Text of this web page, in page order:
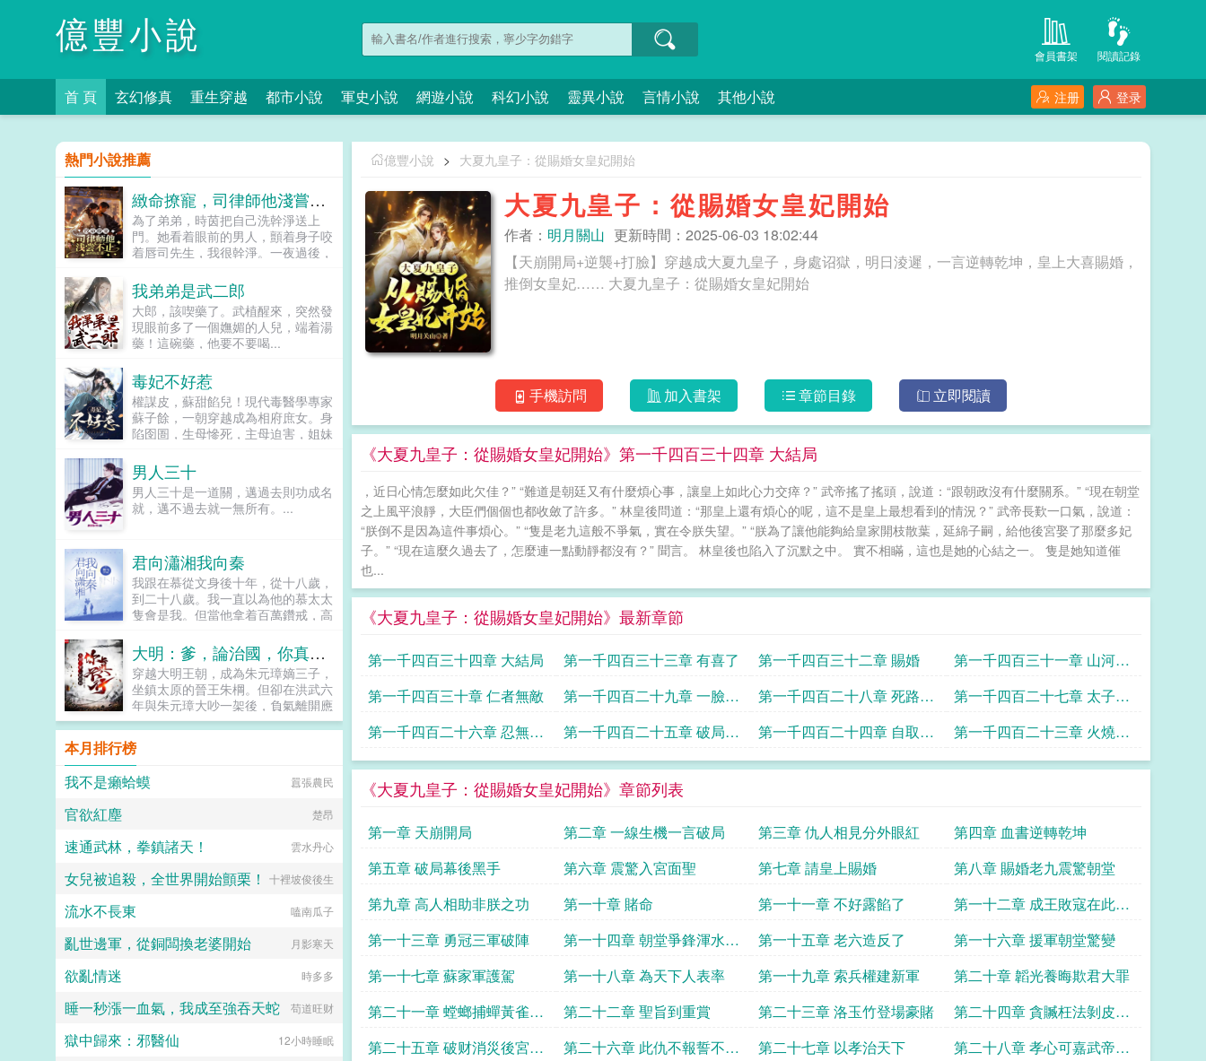
億豐小說 閱讀記錄
會員書架
首 頁 玄幻修真 重生穿越 都市小說 軍史小說 網遊小說 科幻小說 靈異小說 言情小說 其他小說 登录
注册
億豐小說 > 大夏九皇子：從賜婚女皇妃開始
大夏九皇子：從賜婚女皇妃開始
作者： 明月關山 更新時間：2025-06-03 18:02:44
【天崩開局+逆襲+打臉】穿越成大夏九皇子，身處诏獄，明日淩遲，一言逆轉乾坤，皇上大喜賜婚，
推倒女皇妃…… 大夏九皇子：從賜婚女皇妃開始
手機訪問 加入書架 章節目錄 立即閱讀
《大夏九皇子：從賜婚女皇妃開始》第一千四百三十四章 大結局
，近日心情怎麼如此欠佳？” “難道是朝廷又有什麼煩心事，讓皇上如此心力交瘁？” 武帝搖了搖頭，說道：“跟朝政沒有什麼關系。” “現在朝堂
之上風平浪靜，大臣們個個也都收斂了許多。” 林皇後問道：“那皇上還有煩心的呢，這不是皇上最想看到的情況？” 武帝長歎一口氣，說道：
“朕倒不是因為這件事煩心。” “隻是老九這般不爭氣，實在令朕失望。” “朕為了讓他能夠給皇家開枝散葉，延綿子嗣，給他後宮娶了那麼多妃
子。” “現在這麼久過去了，怎麼連一點動靜都沒有？” 聞言。 林皇後也陷入了沉默之中。 實不相瞞，這也是她的心結之一。 隻是她知道催
也...
《大夏九皇子：從賜婚女皇妃開始》最新章節
第一千四百三十四章 大結局 第一千四百三十三章 有喜了 第一千四百三十二章 賜婚
第一千四百三十一章 山河一
統
第一千四百三十章 仁者無敵
第一千四百二十九章 一臉敗
相
第一千四百二十八章 死路一
條
第一千四百二十七章 太子督
戰
第一千四百二十六章 忍無可
忍無需再忍
第一千四百二十五章 破局之
法
第一千四百二十四章 自取滅
亡
第一千四百二十三章 火燒糧
倉
《大夏九皇子：從賜婚女皇妃開始》章節列表
第一章 天崩開局 第二章 一線生機一言破局 第三章 仇人相見分外眼紅
第四章 血書逆轉乾坤
第五章 破局幕後黑手
第六章 震驚入宮面聖 第七章 請皇上賜婚
第八章 賜婚老九震驚朝堂
第九章 高人相助非朕之功
第一十章 賭命 第一十一章 不好露餡了
第一十二章 成王敗寇在此一
舉
第一十三章 勇冠三軍破陣
第一十四章 朝堂爭鋒渾水摸
魚
第一十五章 老六造反了
第一十六章 援軍朝堂驚變
第一十七章 蘇家軍護駕
第一十八章 為天下人表率 第一十九章 索兵權建新軍
第二十章 韜光養晦欺君大罪
第二十一章 螳螂捕蟬黃雀在
後
第二十二章 聖旨到重賞 第二十三章 洛玉竹登場豪賭
第二十四章 貪贓枉法剝皮實
草
第二十五章 破财消災後宮變
第二十六章 此仇不報誓不為
第二十七章 以孝治天下
第二十八章 孝心可嘉武帝感
熱門小說推薦
緻命撩寵，司律師他淺嘗不止
為了弟弟，時茵把自己洗幹淨送上
門。她看着眼前的男人，顫着身子咬
着唇司先生，我很幹淨。一夜過後，
揚镳。然而，再次被男人救下時，她
卻被男人堵在牆角，冷淡矜貴的男人
撣了撣煙灰，仿佛隨口問道時茵，我
救了你，你打算怎麼感謝我。他救她
三次，她搭上一輩子。時茵以為這是
兔，隱忍多時。對於司危來說，愛一
個人就是從渴望開始，他渴望時茵許
久，愛她一生。...
我弟弟是武二郎
大郎，該喫藥了。武植醒來，突然發
現眼前多了一個嫵媚的人兒，端着湯
藥！這碗藥，他要不要喝...
毒妃不好惹
權謀皮，蘇甜餡兒！現代毒醫學專家
蘇子餘，一朝穿越成為相府庶女。身
陷囹圄，生母慘死，主母迫害，姐妹
道一聲一把好牌打赢算什麼本事，一
把爛牌打的赢，那才叫厲害！她要打
的第一張牌借勢！蘇子餘看着面前權
勢滔天的秦王殿下，開口道你娶我！
男人三十
男人三十是一道關，邁過去則功成名
就，邁不過去就一無所有。...
君向瀟湘我向秦
我跟在慕從文身後十年，從十八歲，
到二十八歲。我一直以為他的慕太太
隻會是我。但當他拿着百萬鑽戒，高
放棄。轉身答應了癡情守護我多年的
韓嚴祁。他迫不及待的向我求婚。可
婚前我卻聽見他和朋友的聊天。你又
不喜歡孟知韻，幹嘛娶她？韓嚴祁沙
啞着嗓音，說着讓我渾身發涼的話。
隻有這樣，靈靈才能幸福。孟知靈，
我的親妹妹。既然如此，你們所有
人，我通通都不要了。...
大明：爹，論治國，你真不行
穿越大明王朝，成為朱元璋嫡三子，
坐鎮太原的晉王朱棡。但卻在洪武六
年與朱元璋大吵一架後，負氣離開應
天府，前往封地太原就藩！自那以後
起，朱棡不僅將太原治理的僅僅有
條，更是為大明戍守邊塞，大敗王保
保，將北元逼入絕境！可便是此時，
一道聖旨入太原，朝中以胡惟庸為首
心，朱棡無奈回京。彼時，坤寧宮。
百姓？朱棡呵呵，天下窮苦唯有百
賦，而百姓仍是水生火熱！朱元璋我
明？朱棡呵呵，不改革弊端，若是一
殺幹淨，又能如何？朱元璋我為你們
富貴，可曾對不起你們？朱棡呵呵，
物極必反，國亡族滅！逆子！朱元璋
行。朱棡淡然道。是夜，朱元璋留晉
本月排行榜
我不是癩蛤蟆
囂張農民
官欲紅塵 楚昂
速通武林，拳鎮諸天！ 雲水丹心
女兒被追殺，全世界開始顫栗！ 十裡坡俊後生
流水不長東 嗑南瓜子
亂世邊軍，從銅闆換老婆開始 月影寒天
欲亂情迷 時多多
睡一秒漲一血氣，我成至強吞天蛇 苟道旺财
獄中歸來：邪醫仙 12小時睡眠